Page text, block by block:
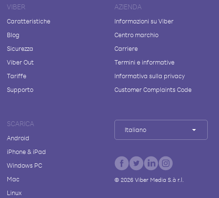
VIBER
Caratteristiche
Blog
Sicurezza
Viber Out
Tariffe
Supporto
AZIENDA
Informazioni su Viber
Centro marchio
Carriere
Termini e informative
Informativa sulla privacy
Customer Complaints Code
SCARICA
Android
iPhone & iPad
Windows PC
Mac
Linux
Italiano
© 2026Viber Media S.à r.l.